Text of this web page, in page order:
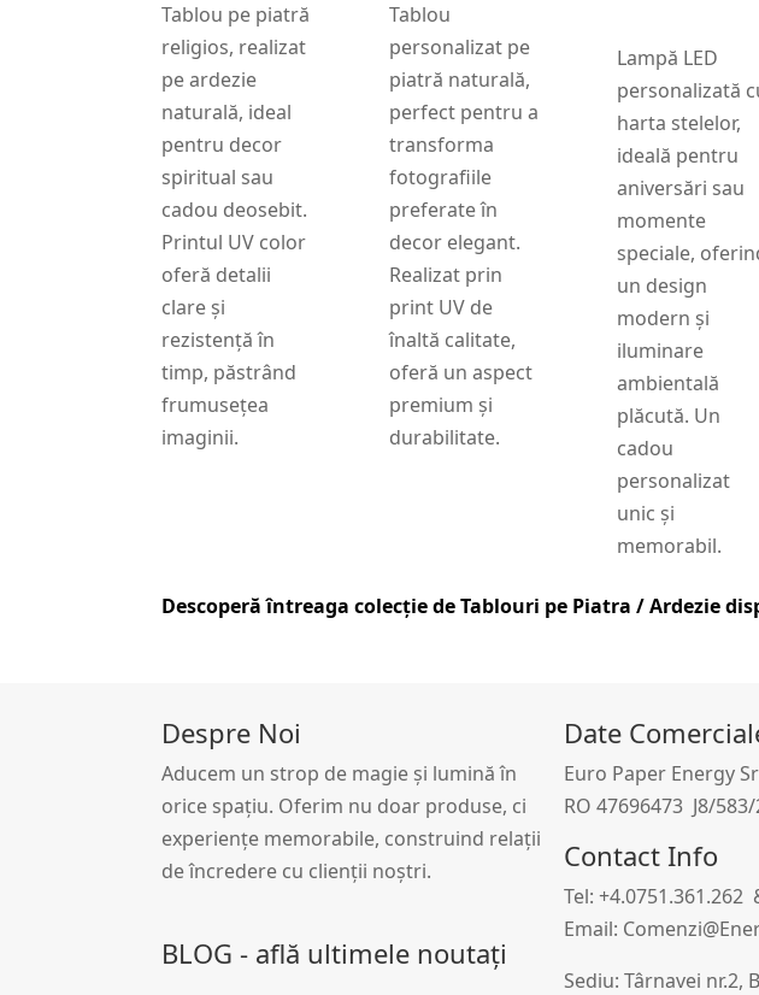
Tablou pe piatră
religios, realizat
pe ardezie
naturală, ideal
pentru decor
spiritual sau
cadou deosebit.
Printul UV color
oferă detalii
clare și
rezistență în
timp, păstrând
frumusețea
imaginii.
Tablou
personalizat pe
piatră naturală,
perfect pentru a
transforma
fotografiile
preferate în
decor elegant.
Realizat prin
print UV de
înaltă calitate,
oferă un aspect
premium și
durabilitate.
Lampă LED
personalizată
harta stelelor,
ideală pentru
aniversări sau
momente
speciale,
un design
modern și
iluminare
ambientală
plăcută. Un
cadou
personalizat
unic și
memorabil.
Descoperă întreaga colecție deTablouri pe Piatra / Ardezie
Despre Noi
Aducem un strop de magie și lumină în
orice spațiu. Oferim nu doar produse, ci
experiențe memorabile, construind relații
de încredere cu clienții noștri.
BLOG - află ultimele noutați
Date
Euro Paper Energy
RO 47696473 J8/
Contact Info
Tel: +4.0751.361.262
Email:
Sediu: Târnavei nr.2,